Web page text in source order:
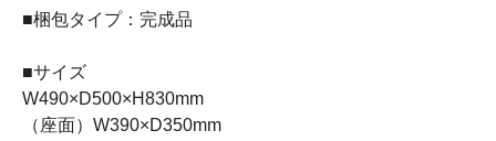
■梱包タイプ：完成品
■サイズ
W490×D500×H830mm
（座面）W390×D350mm